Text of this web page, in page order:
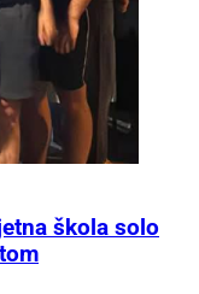
škola solo